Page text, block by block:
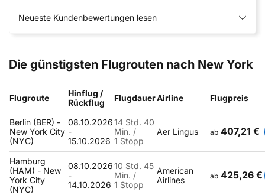
Neueste Kundenbewertungen lesen
Die günstigsten Flugrouten nach New York
Flugroute
Hinflug /
Rückflug
FlugdauerAirline Flugpreis
Berlin (BER) -
New York City
(NYC)
08.10.2026
-
15.10.2026
14 Std. 40
Min. /
1 Stopp
Aer Lingus ab 407,21 €
Hamburg
(HAM) - New
York City
(NYC)
08.10.2026
-
14.10.2026
10 Std. 45
Min. /
1 Stopp
American
Airlines
ab 425,26 €